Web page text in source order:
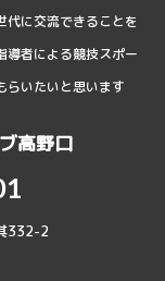
代に交流できることを
導者による競技スポー
らいたいと思います
高野口
332-2